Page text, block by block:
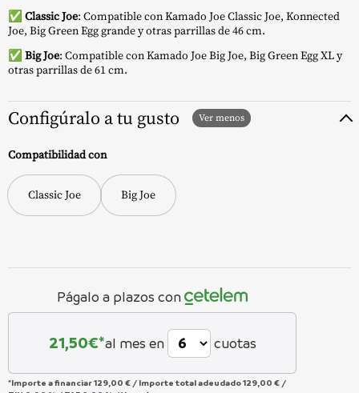
✅ Classic Joe: Compatible con Kamado Joe Classic Joe, Konnected
Joe, Big Green Egg grande y otras parrillas de 46 cm.
✅ Big Joe: Compatible con Kamado Joe Big Joe, Big Green Egg XL y
otras parrillas de 61 cm.
Configúralo a tu gusto
Compatibilidad con
Classic Joe Big Joe
Págalo a plazos con
21,50€*al mes en cuotas
*Importe a financiar129,00 € / Importe total adeudado129,00 € /